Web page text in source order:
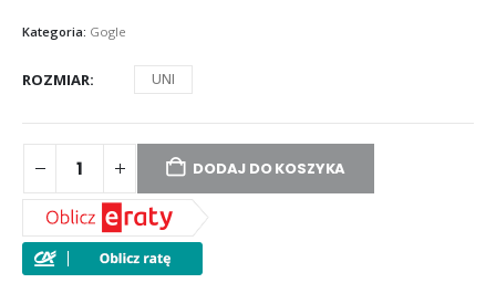
Kategoria: Gogle
ROZMIAR UNI
DODAJ DO KOSZYKA